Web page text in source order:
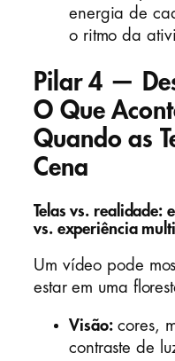
energia de
o ritmo da
Pilar 4 —
O Que
Quando as
Cena
Telas vs. realidade:
vs. experiência
Um vídeo pode
estar em uma
Visão:cores,
contraste de